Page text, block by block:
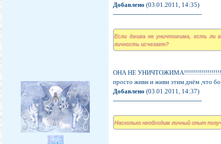
Добавлено (03.01.2011, 14:35)
---------------------------------------------
Если джива не уничтожима, есть ли
личность исчезает?
ОНА НЕ
просто живи и живи этим днём ,что
Добавлено (03.01.2011, 14:37)
---------------------------------------------
Насколько необходим личный опыт